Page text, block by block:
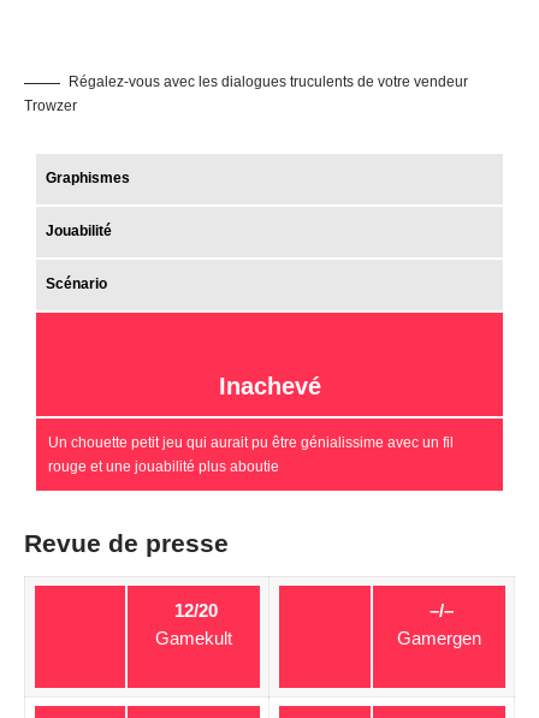
Régalez-vous avec les dialogues truculents de votre vendeur
Trowzer
Graphismes
Jouabilité
Scénario
Inachevé
Un chouette petit jeu qui aurait pu être génialissime avec un fil
rouge et une jouabilité plus aboutie
Revue de presse
12/20
Gamekult
–/–
Gamergen